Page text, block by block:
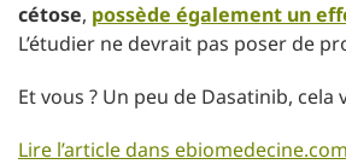
cétose, possède également un
L’étudier ne devrait pas poser de
Et vous ? Un peu de Dasatinib, cela
Lire l’article dans ebiomedecine.com